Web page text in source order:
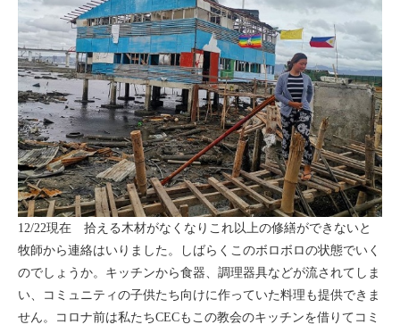
12/22現在 拾える木材がなくなりこれ以上の修繕ができないと
牧師から連絡はいりました。しばらくこのボロボロの状態でいく
のでしょうか。キッチンから食器、調理器具などが流されてしま
い、コミュニティの子供たち向けに作っていた料理も提供できま
せん。コロナ前は私たちCECもこの教会のキッチンを借りてコミ